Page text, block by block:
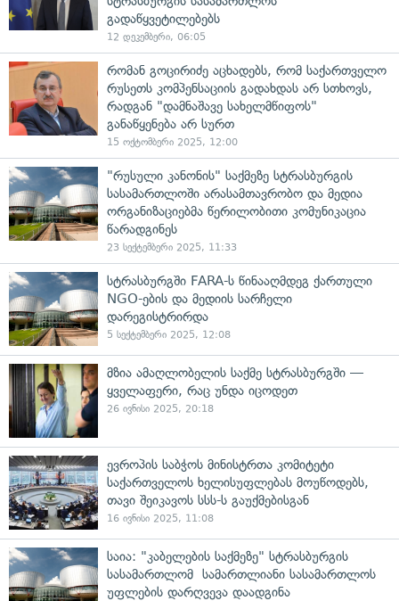
გადაწყვეტილებებს
12 დეკემბერი, 06:05
რომან გოცირიძე აცხადებს, რომ საქართველო
რუსეთს კომპენსაციის გადახდას არ სთხოვს,
რადგან "დამნაშავე სახელმწიფოს"
განაწყენება არ სურთ
15 ოქტომბერი 2025, 12:00
"რუსული კანონის" საქმეზე სტრასბურგის
სასამართლოში არასამთავრობო და მედია
ორგანიზაციებმა წერილობითი კომუნიკაცია
წარადგინეს
23 სექტემბერი 2025, 11:33
სტრასბურგში FARA-ს წინააღმდეგ ქართული
NGO-ების და მედიის სარჩელი
დარეგისტრირდა
5 სექტემბერი 2025, 12:08
მზია ამაღლობელის საქმე სტრასბურგში —
ყველაფერი, რაც უნდა იცოდეთ
26 ივნისი 2025, 20:18
ევროპის საბჭოს მინისტრთა კომიტეტი
საქართველოს ხელისუფლებას მოუწოდებს,
თავი შეიკავოს სსს-ს გაუქმებისგან
16 ივნისი 2025, 11:08
საია: "კაბელების საქმეზე" სტრასბურგის
სასამართლომ სამართლიანი სასამართლოს
უფლების დარღვევა დაადგინა